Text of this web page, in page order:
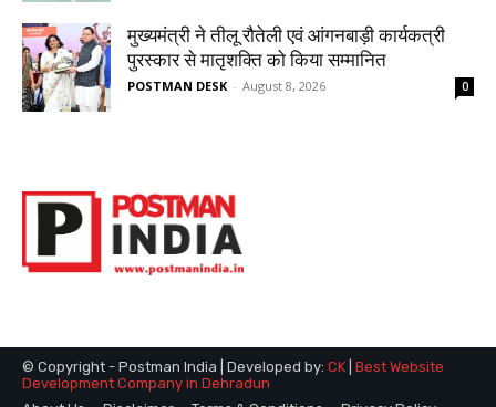
© Copyright - Postman India | Developed by: CK Best Website
Development Company in Dehradun